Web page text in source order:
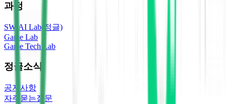
과정
SW-AI Lab(정글)
Game Lab
Game Tech Lab
정글소식
공지사항
자주묻는질문